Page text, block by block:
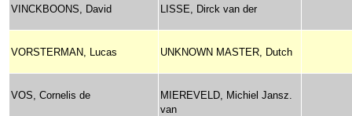
VINCKBOONS, David LISSE, Dirck van der
VORSTERMAN, Lucas UNKNOWN MASTER, Dutch
VOS, Cornelis de
MIEREVELD, Michiel Jansz.
van